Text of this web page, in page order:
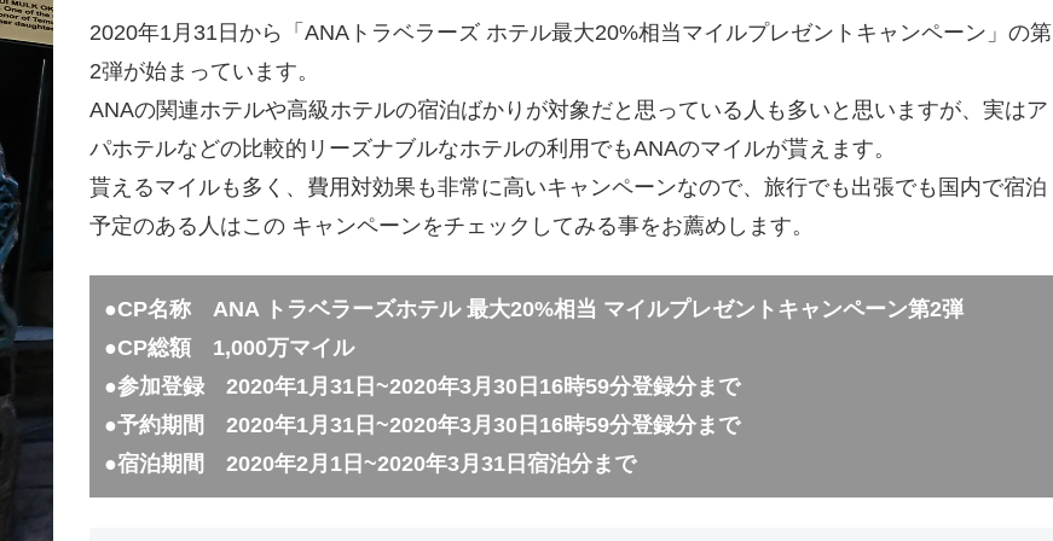
2020年1月31日から「ANAトラベラーズ ホテル最大20%相当マイルプレゼントキャンペーン」の第
2弾が始まっています。
ANAの関連ホテルや高級ホテルの宿泊ばかりが対象だと思っている人も多いと思いますが、実はア
パホテルなどの比較的リーズナブルなホテルの利用でもANAのマイルが貰えます。
貰えるマイルも多く、費用対効果も非常に高いキャンペーンなので、旅行でも出張でも国内で宿泊
予定のある人はこの キャンペーンをチェックしてみる事をお薦めします。
●CP名称 ANA トラベラーズホテル 最大20%相当 マイルプレゼントキャンペーン第2弾
●CP総額 1,000万マイル
●参加登録 2020年1月31日~2020年3月30日16時59分登録分まで
●予約期間 2020年1月31日~2020年3月30日16時59分登録分まで
●宿泊期間 2020年2月1日~2020年3月31日宿泊分まで